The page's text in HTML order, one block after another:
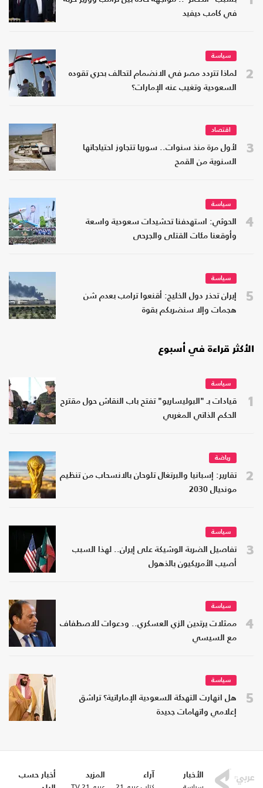
في كامب ديفيد
2
سياسة
لماذا تتردد مصر في الانضمام لتحالف بحري تقوده
السعودية وتغيب عنه الإمارات؟
3
اقتصاد
لأول مرة منذ سنوات.. سوريا تتجاوز احتياجاتها
السنوية من القمح
4
سياسة
الحوثي: استهدفنا تحشيدات سعودية واسعة
وأوقعنا مئات القتلى والجرحى
5
سياسة
إيران تحذر دول الخليج: أقنعوا ترامب بعدم شن
هجمات وإلا سنضربكم بقوة
الأكثر قراءة في أسبوع
1
سياسة
قيادات بـ "البوليساريو" تفتح باب النقاش حول مقترح
الحكم الذاتي المغربي
2
رياضة
تقارير: إسبانيا والبرتغال تلوحان بالانسحاب من تنظيم
مونديال 2030
3
سياسة
تفاصيل الضربة الوشيكة على إيران.. لهذا السبب
أصيب الأمريكيون بالذهول
4
سياسة
ممثلات يرتدين الزي العسكري.. ودعوات للاصطفاف
مع السيسي
5
سياسة
هل انهارت التهدئة السعودية الإماراتية؟ تراشق
إعلامي واتهامات جديدة
الأخبار آراء المزيد
أخبار حسب